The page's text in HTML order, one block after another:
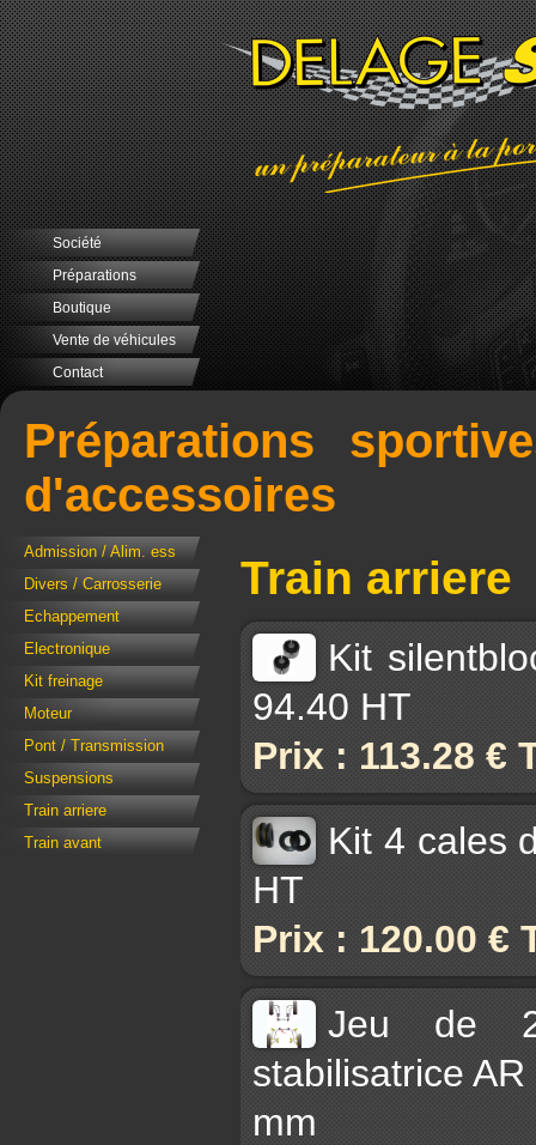
Société
Préparations
Boutique
Vente de véhicules
Contact
Préparations
d'accessoires
Admission / Alim. ess
Divers / Carrosserie
Echappement
Electronique
Kit freinage
Moteur
Pont / Transmission
Suspensions
Train arriere
Train avant
Train arriere
Kit
94.40 HT
Prix : 113.28 €
Kit 4 cales
HT
Prix : 120.00 €
Jeu de 2
stabilisatrice
mm